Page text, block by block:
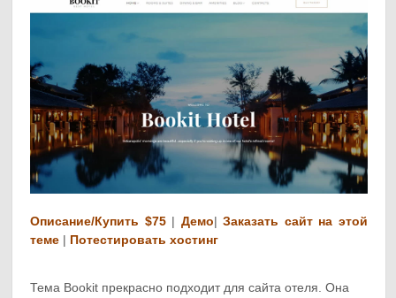
Описание/Купить $75| Демо|Заказать сайт на этой
теме | Потестировать хостинг
Тема Bookit прекрасно подходит для сайта отеля. Она